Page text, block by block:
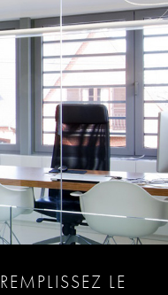
REMPLISSEZ LE